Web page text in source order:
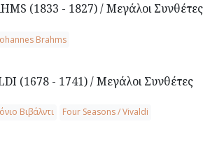
(1833 - 1827) / Μεγάλοι Συνθέτες
Brahms
(1678 - 1741) / Μεγάλοι Συνθέτες
Βιβάλντι Four Seasons / Vivaldi